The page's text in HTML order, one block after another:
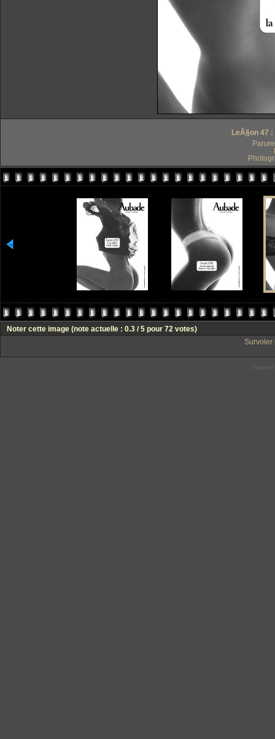
LeÃ§on 47
Noter cette image (note actuelle : 0.3 / 5 pour 72 votes)
Survoler